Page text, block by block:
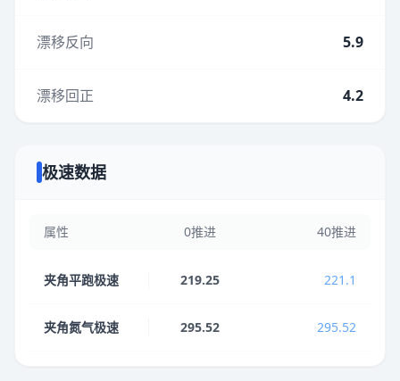
漂移反向 5.9
漂移回正 4.2
极速数据
属性 0推进 40推进
夹角平跑极速 219.25 221.1
夹角氮气极速 295.52 295.52